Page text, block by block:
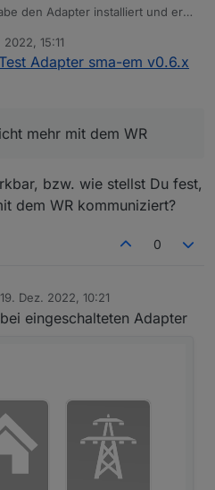
den Adapter installiert und er
nach 15-20 Minuten
das EM nicht mehr mit dem WR.
ist ein sunny tripower se
15:11
Test Adapter sma-em v0.6.x
mehr mit dem WR
bzw. wie stellst Du fest,
dem WR kommuniziert?
0
19. Dez. 2022, 10:21
von
eingeschalteten Adapter